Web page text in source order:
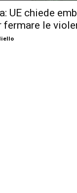
UE chiede
fermare le